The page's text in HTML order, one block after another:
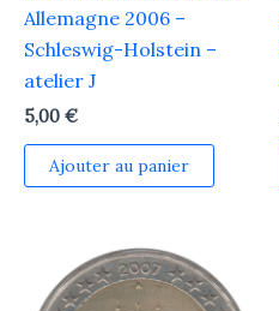
Allemagne 2006 –
Schleswig-Holstein –
atelier J
5,00 €
Ajouter au panier